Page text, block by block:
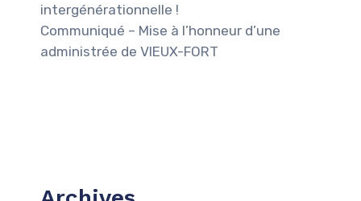
intergénérationnelle !
Communiqué – Mise à l’honneur d’une
administrée de VIEUX-FORT